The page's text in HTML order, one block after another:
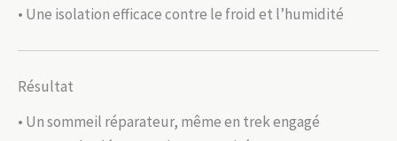
• Une isolation efficace contre le froid et l’humidité
Résultat
• Un sommeil réparateur, même en trek engagé